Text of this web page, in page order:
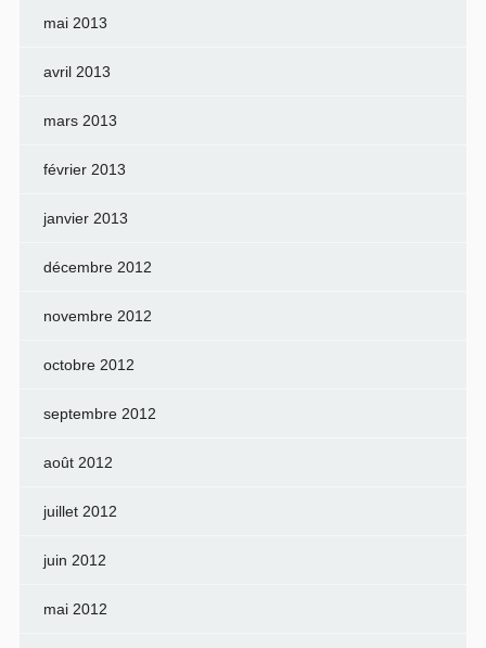
mai 2013
avril 2013
mars 2013
février 2013
janvier 2013
décembre 2012
novembre 2012
octobre 2012
septembre 2012
août 2012
juillet 2012
juin 2012
mai 2012